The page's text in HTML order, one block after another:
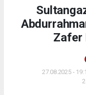
Zafer
27.08.2025 -